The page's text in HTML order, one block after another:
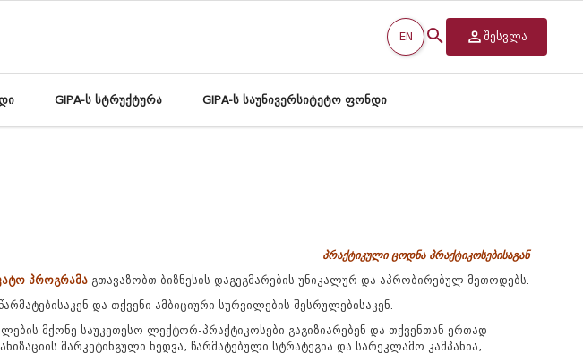
EN შესვლა
GIPA-ს სტრუქტურა GIPA-ს საუნივერსიტეტო ფონდი
პრაქტიკული ცოდნა პრაქტიკოსებისაგან
პროგრამა გთავაზობთ ბიზნესის დაგეგმარების უნიკალურ და აპრობირებულ მეთოდებს.
და თქვენი ამბიციური სურვილების შესრულებისაკენ.
მქონე საუკეთესო ლექტორ-პრაქტიკოსები გაგიზიარებენ და თქვენთან ერთად
მარკეტინგული ხედვა, წარმატებული სტრატეგია და სარეკლამო კამპანია,